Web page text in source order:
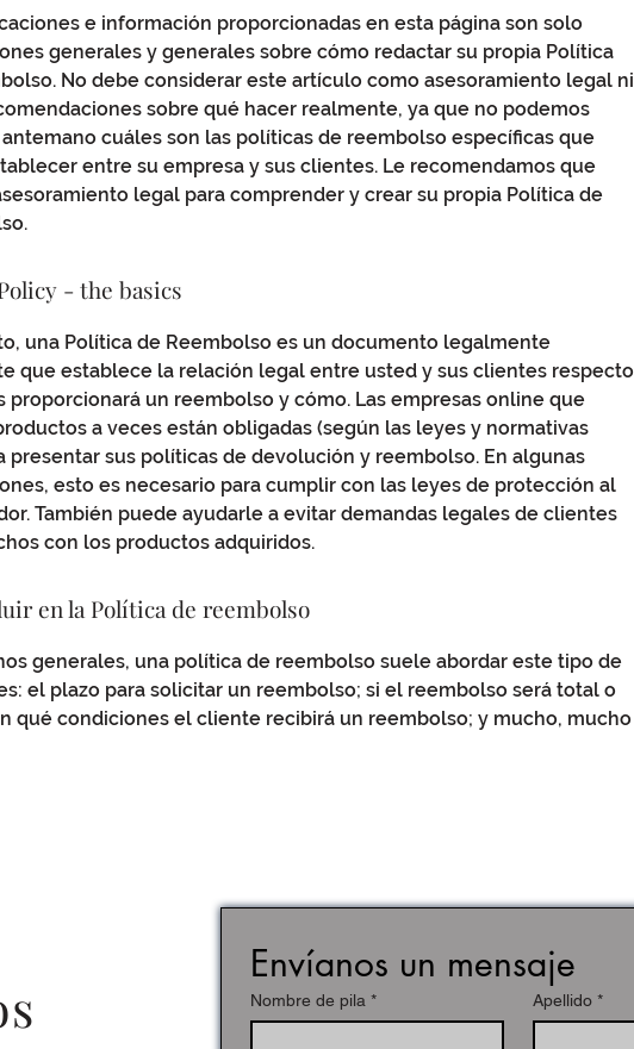
e información proporcionadas en esta página son solo
generales y generales sobre cómo redactar su propia Política
No debe considerar este artículo como asesoramiento legal ni
sobre qué hacer realmente, ya que no podemos
cuáles son las políticas de reembolso específicas que
entre su empresa y sus clientes. Le recomendamos que
legal para comprender y crear su propia Política de
- the basics
una Política de Reembolso es un documento legalmente
que establece la relación legal entre usted y sus clientes respecto
proporcionará un reembolso y cómo. Las empresas online que
a veces están obligadas (según las leyes y normativas
presentar sus políticas de devolución y reembolso. En algunas
esto es necesario para cumplir con las leyes de protección al
También puede ayudarle a evitar demandas legales de clientes
con los productos adquiridos.
en la Política de reembolso
generales, una política de reembolso suele abordar este tipo de
el plazo para solicitar un reembolso; si el reembolso será total o
qué condiciones el cliente recibirá un reembolso; y mucho, mucho
Envíanos un mensaje
Nombre de pila * Apellido *